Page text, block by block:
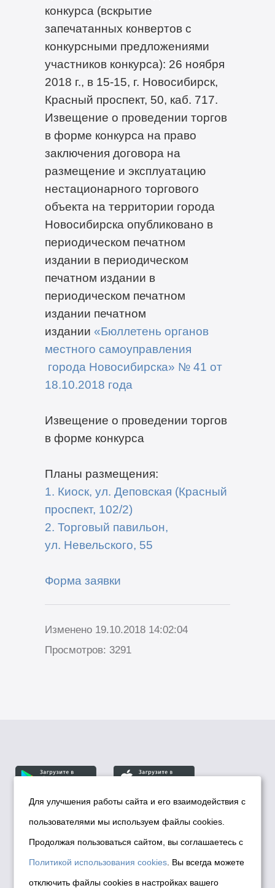
конкурса (вскрытие
запечатанных конвертов с
конкурсными предложениями
участников конкурса): 26 ноября
2018 г., в 15-15, г. Новосибирск,
Красный проспект, 50, каб. 717.
Извещение о проведении торгов
в форме конкурса на право
заключения договора на
размещение и эксплуатацию
нестационарного торгового
объекта на территории города
Новосибирска опубликовано в
периодическом печатном
издании в периодическом
печатном издании в
периодическом печатном
издании печатном
издании «Бюллетень органов
местного самоуправления
города Новосибирска» № 41 от
18.10.2018 года
Извещение о проведении торгов
в форме конкурса
Планы размещения:
1. Киоск, ул. Деповская (Красный
проспект, 102/2)
2. Торговый павильон,
ул. Невельского, 55
Форма заявки
Изменено 19.10.2018 14:02:04
Просмотров: 3291
© Департамент информационной политики мэрии
города Новосибирска, 2026
Политика использования Cookies
Политика по обработке персональных
Для улучшения работы сайта и его взаимодействия с
пользователями мы используем файлы cookies.
Продолжая пользоваться сайтом, вы соглашаетесь с
Политикой использования cookies . Вы всегда можете
отключить файлы cookies в настройках вашего